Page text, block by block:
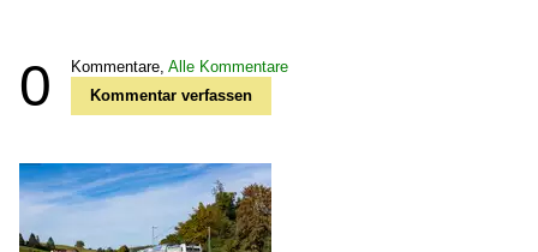
0 Kommentare, Alle Kommentare
Kommentar verfassen